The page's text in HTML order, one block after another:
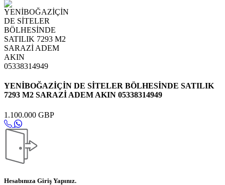
YENİBOĞAZİÇİN DE SİTELER BÖLHESİNDE SATILIK
7293 M2 SARAZİ ADEM AKIN 05338314949
1.100.000 GBP
Hesabınıza Giriş Yapınız.